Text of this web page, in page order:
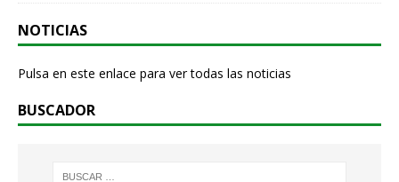
NOTICIAS
Pulsa en este enlace para ver todas las noticias
BUSCADOR